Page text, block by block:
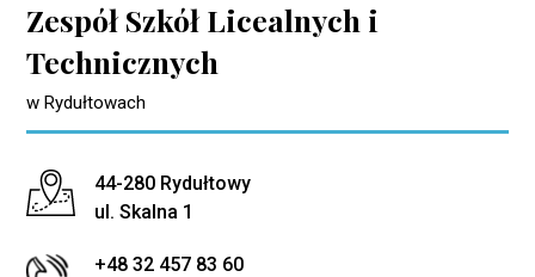
Zespół Szkół Licealnych i
Technicznych
w Rydułtowach
Adres pocztowy:
44-280 Rydułtowy
ul. Skalna 1
+48 32 457 83 60